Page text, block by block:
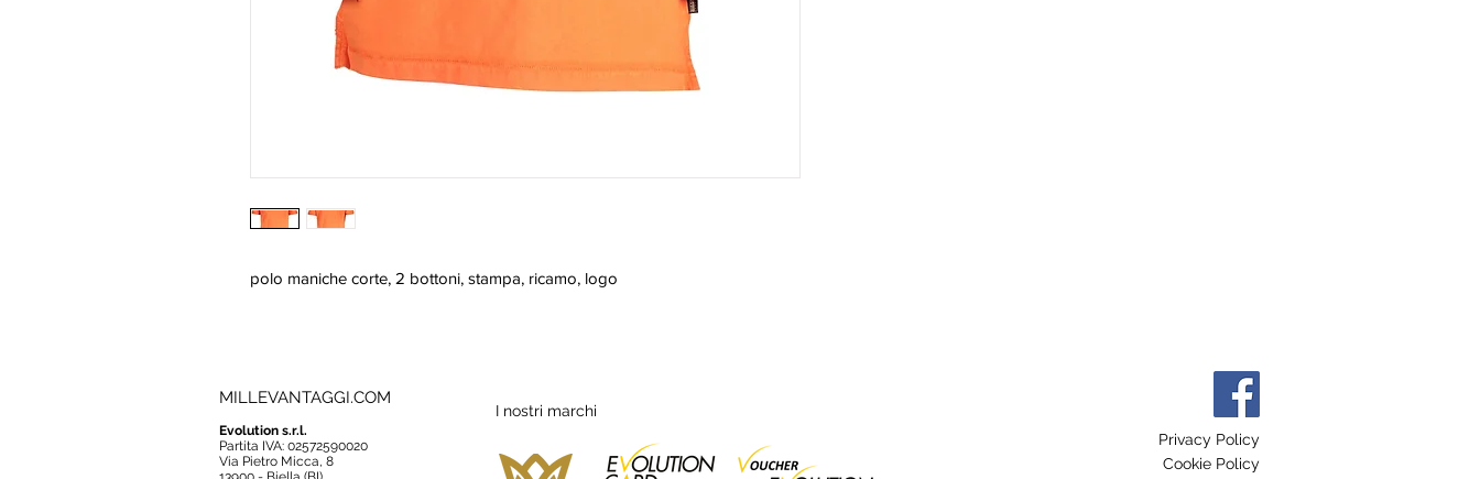
polo maniche corte, 2 bottoni, stampa, ricamo, logo
MILLEVANTAGGI.COM
Evolution s.r.l.
Partita IVA: 02572590020
Via Pietro Micca, 8
I nostri marchi
Privacy Policy
Cookie Policy